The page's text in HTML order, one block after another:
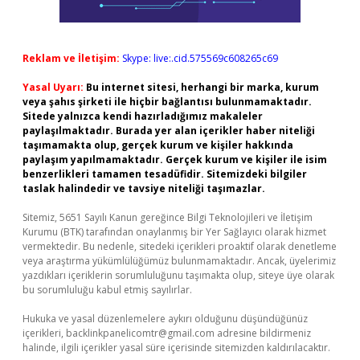
Reklam ve İletişim: Skype: live:.cid.575569c608265c69
Yasal Uyarı: Bu internet sitesi, herhangi bir marka, kurum
veya şahıs şirketi ile hiçbir bağlantısı bulunmamaktadır.
Sitede yalnızca kendi hazırladığımız makaleler
paylaşılmaktadır. Burada yer alan içerikler haber niteliği
taşımamakta olup, gerçek kurum ve kişiler hakkında
paylaşım yapılmamaktadır. Gerçek kurum ve kişiler ile isim
benzerlikleri tamamen tesadüfidir. Sitemizdeki bilgiler
taslak halindedir ve tavsiye niteliği taşımazlar.
Sitemiz, 5651 Sayılı Kanun gereğince Bilgi Teknolojileri ve İletişim
Kurumu (BTK) tarafından onaylanmış bir Yer Sağlayıcı olarak hizmet
vermektedir. Bu nedenle, sitedeki içerikleri proaktif olarak denetleme
veya araştırma yükümlülüğümüz bulunmamaktadır. Ancak, üyelerimiz
yazdıkları içeriklerin sorumluluğunu taşımakta olup, siteye üye olarak
bu sorumluluğu kabul etmiş sayılırlar.
Hukuka ve yasal düzenlemelere aykırı olduğunu düşündüğünüz
içerikleri, backlinkpanelicomtr@gmail.com adresine bildirmeniz
halinde, ilgili içerikler yasal süre içerisinde sitemizden kaldırılacaktır.